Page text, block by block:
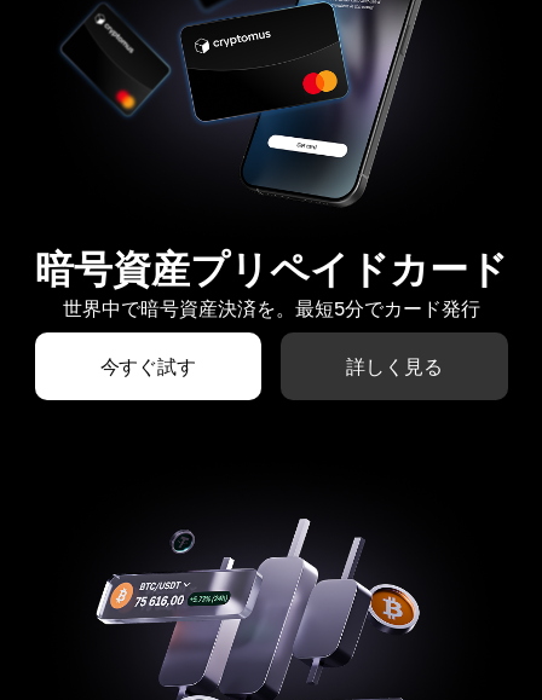
暗号資産プリペイドカード
世界中で暗号資産決済を。最短5分でカード発行
今すぐ試す 詳しく見る